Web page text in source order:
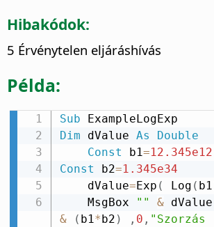
Hibakódok:
5 Érvénytelen eljáráshívás
Példa:
Sub
Dim dValue As
Double
Const b1=12.345e12
Const b2=1.345e34
    dValue
=Exp ( Log ( b1
    MsgBox
"" & dValue
&
( b1*b2 ) , 0 , "Szorzás